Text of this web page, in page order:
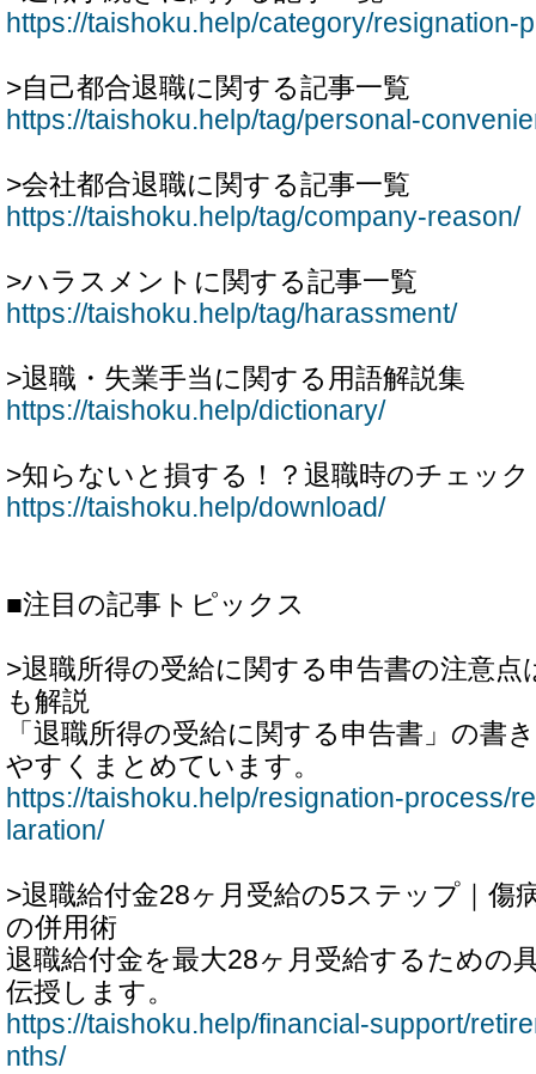
https://taishoku.help/category/resignation-
>自己都合退職に関する記事一覧
https://taishoku.help/tag/personal-
>会社都合退職に関する記事一覧
https://taishoku.help/tag/company-reason/
>ハラスメントに関する記事一覧
https://taishoku.help/tag/harassment/
>退職・失業手当に関する用語解説集
https://taishoku.help/dictionary/
>知らないと損する！？退職時のチェッ
https://taishoku.help/download/
■注目の記事トピックス
>退職所得の受給に関する申告書の注意
も解説
「退職所得の受給に関する申告書」の書
やすくまとめています。
https://taishoku.help/resignation-process/
laration/
>退職給付金28ヶ月受給の5ステップ｜傷
の併用術
退職給付金を最大28ヶ月受給するための
伝授します。
https://taishoku.help/financial-support/
nths/